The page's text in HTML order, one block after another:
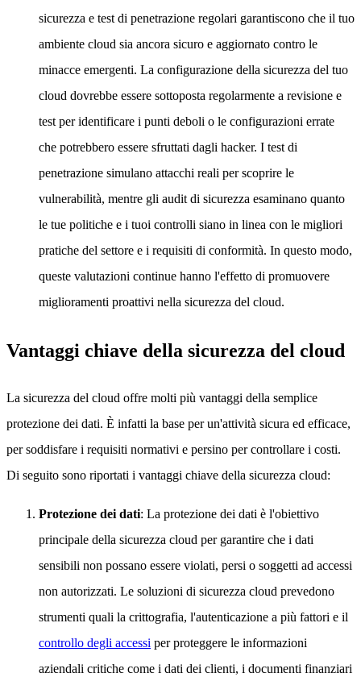
sicurezza e test di penetrazione regolari garantiscono che il tuo
ambiente cloud sia ancora sicuro e aggiornato contro le
minacce emergenti. La configurazione della sicurezza del tuo
cloud dovrebbe essere sottoposta regolarmente a revisione e
test per identificare i punti deboli o le configurazioni errate
che potrebbero essere sfruttati dagli hacker. I test di
penetrazione simulano attacchi reali per scoprire le
vulnerabilità, mentre gli audit di sicurezza esaminano quanto
le tue politiche e i tuoi controlli siano in linea con le migliori
pratiche del settore e i requisiti di conformità. In questo modo,
queste valutazioni continue hanno l'effetto di promuovere
miglioramenti proattivi nella sicurezza del cloud.
Vantaggi chiave della sicurezza del cloud
La sicurezza del cloud offre molti più vantaggi della semplice
protezione dei dati. È infatti la base per un'attività sicura ed efficace,
per soddisfare i requisiti normativi e persino per controllare i costi.
Di seguito sono riportati i vantaggi chiave della sicurezza cloud:
Protezione dei dati: La protezione dei dati è l'obiettivo
principale della sicurezza cloud per garantire che i dati
sensibili non possano essere violati, persi o soggetti ad accessi
non autorizzati. Le soluzioni di sicurezza cloud prevedono
strumenti quali la crittografia, l'autenticazione a più fattori e il
controllo degli accessi per proteggere le informazioni
aziendali critiche come i dati dei clienti, i documenti finanziari